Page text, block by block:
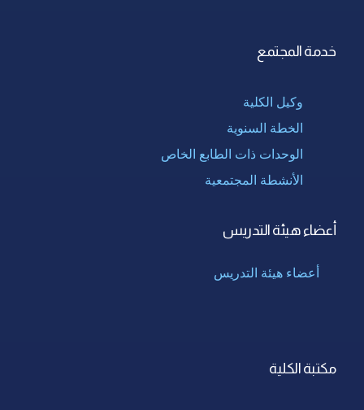
خدمة المجتمع
وكيل الكلية
الخطة السنوية
الوحدات ذات الطابع الخاص
الأنشطة المجتمعية
أعضاء هيئة التدريس
أعضاء هيئة التدريس
مكتبة الكلية